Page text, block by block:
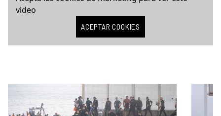
video
ACEPTAR COOKIES